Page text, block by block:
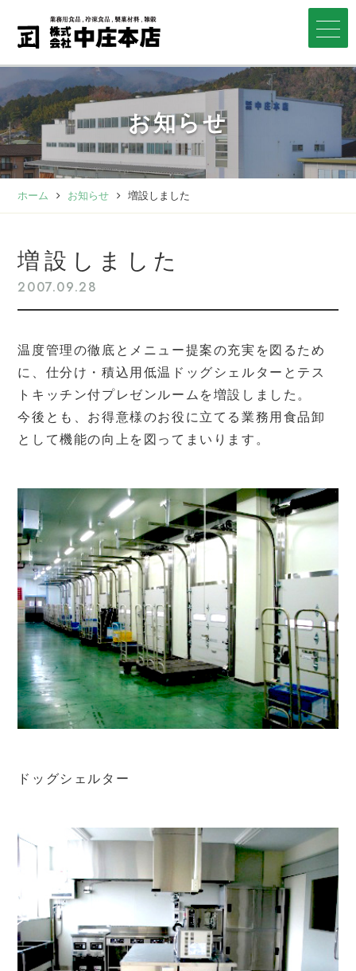
お知らせ
ホーム お知らせ 増設しました
増設しました
2007.09.28
温度管理の徹底とメニュー提案の充実を図るため
に、仕分け・積込用低温ドッグシェルターとテス
トキッチン付プレゼンルームを増設しました。
今後とも、お得意様のお役に立てる業務用食品卸
として機能の向上を図ってまいります。
ドッグシェルター